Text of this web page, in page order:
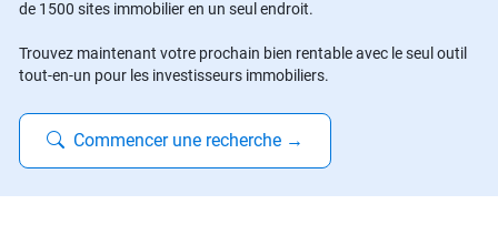
de 1500 sites immobilier en un seul endroit.
Trouvez maintenant votre prochain bien rentable avec le seul outil
tout-en-un pour les investisseurs immobiliers.
Commencer une recherche →